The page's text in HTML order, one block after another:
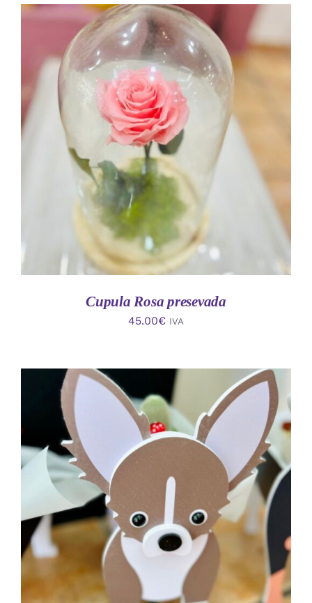
AÑADIR AL CARRITO
DETALLES
Cupula Rosa presevada
45.00€ IVA
AÑADIR AL CARRITO
DETALLES